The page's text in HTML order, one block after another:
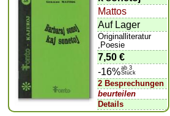
Mattos
Auf Lager
Originalliteratur
,Poesie
7,50 €
-16%ab 3
Stück
2 Besprechungen
beurteilen
Details